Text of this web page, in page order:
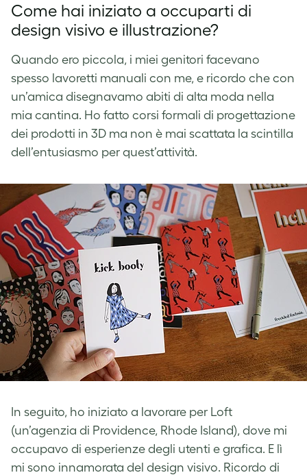
Come hai iniziato a occuparti di
design visivo e illustrazione?
Quando ero piccola, i miei genitori facevano
spesso lavoretti manuali con me, e ricordo che con
un’amica disegnavamo abiti di alta moda nella
mia cantina. Ho fatto corsi formali di progettazione
dei prodotti in 3D ma non è mai scattata la scintilla
dell’entusiasmo per quest’attività.
In seguito, ho iniziato a lavorare per Loft
(un’agenzia di Providence, Rhode Island), dove mi
occupavo di esperienze degli utenti e grafica. E lì
mi sono innamorata del design visivo. Ricordo di